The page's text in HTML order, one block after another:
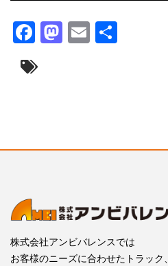
Facebook
Mastodon
Email
株式会社アンビバレンスでは
お客様のニーズに合わせたトラック、